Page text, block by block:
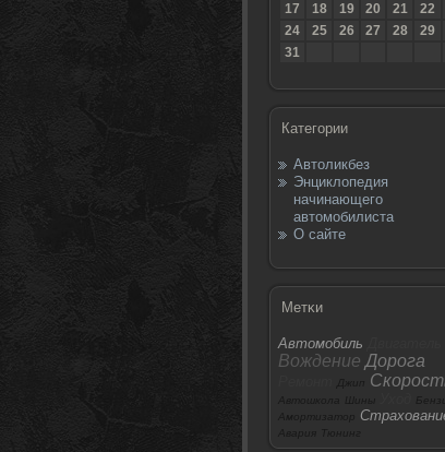
17
18 19 20 21 22
24
25 26 27 28 29
31
Категории
Автоликбез
Энциклопедия
начинающего
автомобилиста
О сайте
Метκи
Автомобиль
Вождение Дорога